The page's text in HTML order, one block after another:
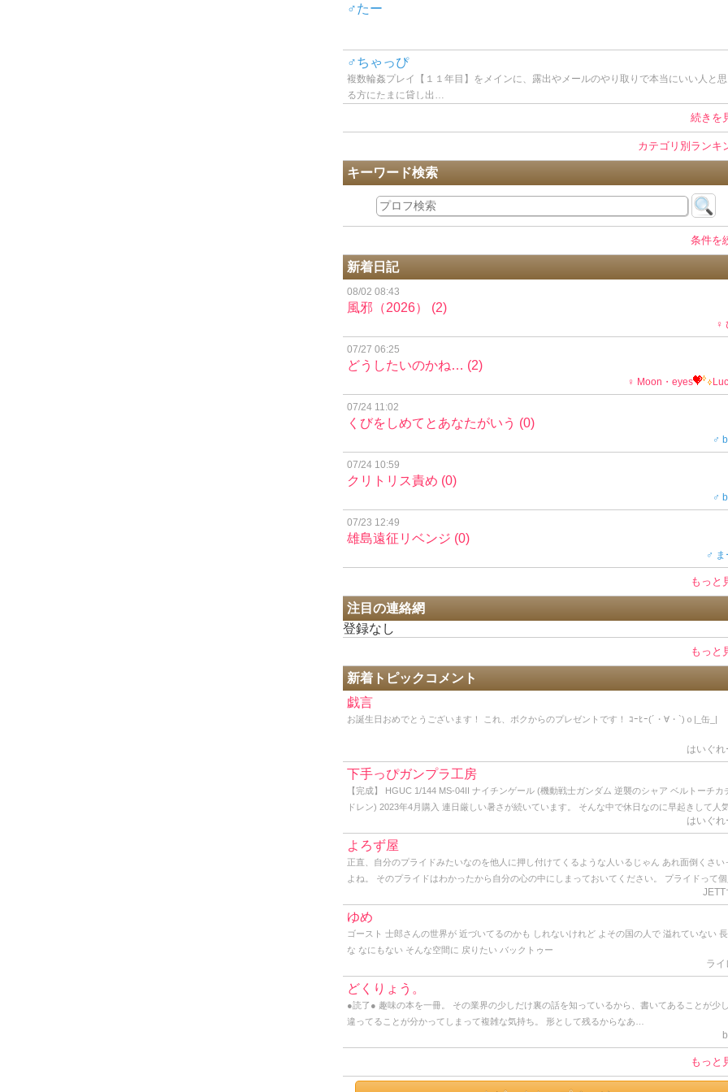
♂たー
♂ちゃっぴ
複数輪姦プレイ【１１年目】をメインに、露出やメールのやり取りで本当にいい人と思
る方にたまに貸し出…
続きを
カテゴリ別ランキ
キーワード検索
条件を
新着日記
08/02 08:43
風邪（2026） (2)
♀
07/27 06:25
どうしたいのかね… (2)
♀ Moon・eyes
07/24 11:02
くびをしめてとあなたがいう (0)
♂
07/24 10:59
クリトリス責め (0)
♂
07/23 12:49
雄島遠征リベンジ (0)
♂ ま
もっと
注目の連絡網
登録なし
もっと
新着トピックコメント
戯言
お誕生日おめでとうございます！ これ、ボクからのプレゼントです！ ｺｰﾋｰ(´・∀・`)ｏ|_缶_|
はいぐれ
下手っぴガンプラ工房
【完成】 HGUC 1/144 MS-04II ナイチンゲール (機動戦士ガンダム 逆襲のシャア ベルトーチカ
ドレン) 2023年4月購入 連日厳しい暑さが続いています。 そんな中で休日なのに早起きして人
ない公園の端っこで青空塗装をしている自分は一体何者なのだろう？と軽くゲシュタルト崩壊
こしながらトップコートを吹いてきました。 かくしてHG ナイチンゲールの完成です。 作り始
時からデカいデカいと言い続けていた同キットですが、よくよく見ると頭部から胴体にかけて
にもバーニアノズルがこれでもかと埋め尽くされ、見るからに推力オバケです。 でも、ぶっち
ここまでやるんならもう別に腕だの脚だの必要ないのでは？と思うわけです。 あれだけの巨体
ざわざビームライフル握らせて撃ち合ったりビームサーベルでチャンバラさせる意味が分からな
い。 そりゃあ見た目のインパクトも大事かも知れないけど、だからと言ってデカければ良い、
うワケでもなかろうに。 そう言えばこのナイチンゲールの搭乗者であるシャア総帥は、かつて
ないモビルスーツを宛てがわれた時にもブツブツ文句垂れてたし、｢モビルスーツはこうある
と言うシャア様の強い拘りが反映されて、あのデザインになったのでしょうかね？ まぁ、アム
の最後の死闘を繰り広げたモビルスーツなので、好きにすれば？って感じです。 せっかくなの
年前に作ったRG Hi-νガンダムと絡めてアルバム用の写真に納めます。 はてさて、どこに飾ろう
はいぐれ
よろず屋
正直、自分のプライドみたいなのを他人に押し付けてくるような人いるじゃん あれ面倒くさい
よね。 そのプライドはわかったから自分の心の中にしまっておいてください。 プライドって
思い持つもので、他人に共有させるもんじゃないし、他人に見せつけるものじゃないと思うね
近っうか、ここ一年ぐらいプライドの塊みたいなオッサンと仕事してるんだけど、とにかく面倒
ドってのはとてもとても大切なものだからね。 まっ、そんな感じで久しぶりに覗いてみたら、
にアクションがあったんで久しぶりに書いてみた。 ではでは。 そんな感じ。
JETT
ゆめ
ゴースト 士郎さんの世界が 近づいてるのかも しれないけれど よその国の人で 溢れていない 長
な なにもない そんな空間に 戻りたい バックトゥー
ライ
どくりょう。
●読了● 趣味の本を一冊。 その業界の少しだけ裏の話を知っているから、書いてあることが少
違ってることが分かってしまって複雑な気持ち。 形として残るからなあ…
もっと